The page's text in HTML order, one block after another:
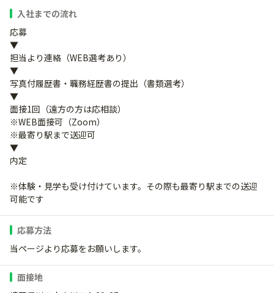
入社までの流れ
応募
▼
担当より連絡（WEB選考あり）
▼
写真付履歴書・職務経歴書の提出（書類選考）
▼
面接1回（遠方の方は応相談）
※WEB面接可（Zoom）
※最寄り駅まで送迎可
▼
内定
※体験・見学も受け付けています。その際も最寄り駅までの送迎
可能です
応募方法
当ページより応募をお願いします。
面接地